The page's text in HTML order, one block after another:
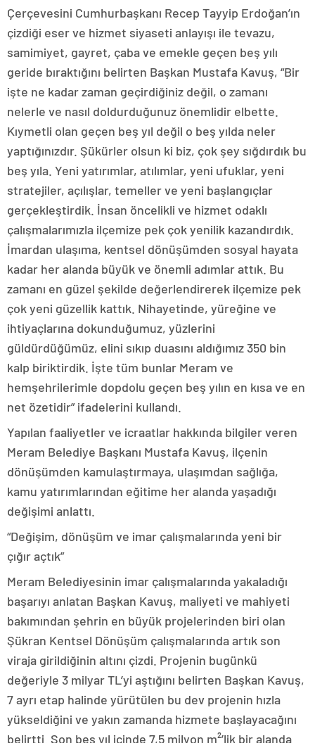
Çerçevesini Cumhurbaşkanı Recep Tayyip Erdoğan’ın
çizdiği eser ve hizmet siyaseti anlayışı ile tevazu,
samimiyet, gayret, çaba ve emekle geçen beş yılı
geride bıraktığını belirten Başkan Mustafa Kavuş, “Bir
işte ne kadar zaman geçirdiğiniz değil, o zamanı
nelerle ve nasıl doldurduğunuz önemlidir elbette.
Kıymetli olan geçen beş yıl değil o beş yılda neler
yaptığınızdır. Şükürler olsun ki biz, çok şey sığdırdık bu
beş yıla. Yeni yatırımlar, atılımlar, yeni ufuklar, yeni
stratejiler, açılışlar, temeller ve yeni başlangıçlar
gerçekleştirdik. İnsan öncelikli ve hizmet odaklı
çalışmalarımızla ilçemize pek çok yenilik kazandırdık.
İmardan ulaşıma, kentsel dönüşümden sosyal hayata
kadar her alanda büyük ve önemli adımlar attık. Bu
zamanı en güzel şekilde değerlendirerek ilçemize pek
çok yeni güzellik kattık. Nihayetinde, yüreğine ve
ihtiyaçlarına dokunduğumuz, yüzlerini
güldürdüğümüz, elini sıkıp duasını aldığımız 350 bin
kalp biriktirdik. İşte tüm bunlar Meram ve
hemşehrilerimle dopdolu geçen beş yılın en kısa ve en
net özetidir” ifadelerini kullandı.
Yapılan faaliyetler ve icraatlar hakkında bilgiler veren
Meram Belediye Başkanı Mustafa Kavuş, ilçenin
dönüşümden kamulaştırmaya, ulaşımdan sağlığa,
kamu yatırımlarından eğitime her alanda yaşadığı
değişimi anlattı.
“Değişim, dönüşüm ve imar çalışmalarında yeni bir
çığır açtık”
Meram Belediyesinin imar çalışmalarında yakaladığı
başarıyı anlatan Başkan Kavuş, maliyeti ve mahiyeti
bakımından şehrin en büyük projelerinden biri olan
Şükran Kentsel Dönüşüm çalışmalarında artık son
viraja girildiğinin altını çizdi. Projenin bugünkü
değeriyle 3 milyar TL’yi aştığını belirten Başkan Kavuş,
7 ayrı etap halinde yürütülen bu dev projenin hızla
yükseldiğini ve yakın zamanda hizmete başlayacağını
belirtti. Son beş yıl içinde 7,5 milyon m²’lik bir alanda